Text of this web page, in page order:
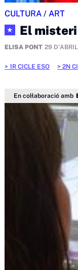
CULTURA / ART
★ El misteri
ELISA PONT 29
1R CICLE ESO 2N
En col·laboració amb